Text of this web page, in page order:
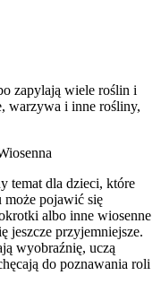
zapylają wiele roślin i
warzywa i inne rośliny,
temat dla dzieci, które
może pojawić się
albo inne wiosenne
jeszcze przyjemniejsze.
wyobraźnię, uczą
do poznawania roli